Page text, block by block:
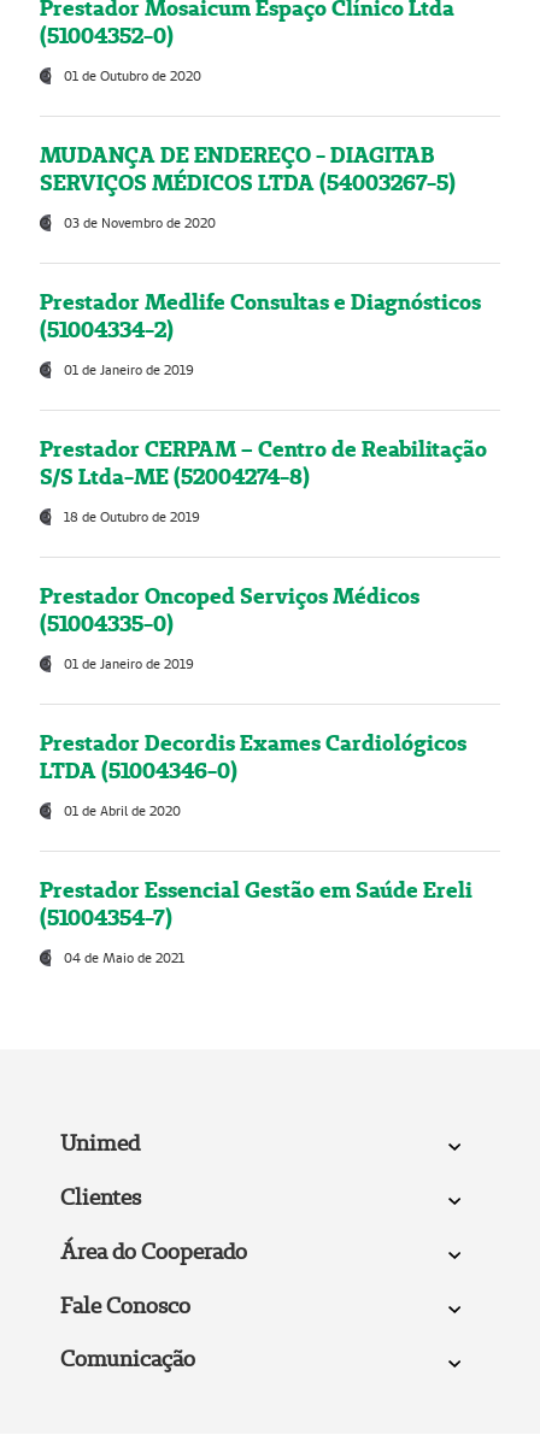
Prestador Mosaicum Espaço Clínico Ltda
(51004352-0)
01 de Outubro de 2020
MUDANÇA DE ENDEREÇO - DIAGITAB
SERVIÇOS MÉDICOS LTDA (54003267-5)
03 de Novembro de 2020
Prestador Medlife Consultas e Diagnósticos
(51004334-2)
01 de Janeiro de 2019
Prestador CERPAM – Centro de Reabilitação
S/S Ltda-ME (52004274-8)
18 de Outubro de 2019
Prestador Oncoped Serviços Médicos
(51004335-0)
01 de Janeiro de 2019
Prestador Decordis Exames Cardiológicos
LTDA (51004346-0)
01 de Abril de 2020
Prestador Essencial Gestão em Saúde Ereli
(51004354-7)
04 de Maio de 2021
Unimed
Clientes
Área do Cooperado
Fale Conosco
Comunicação